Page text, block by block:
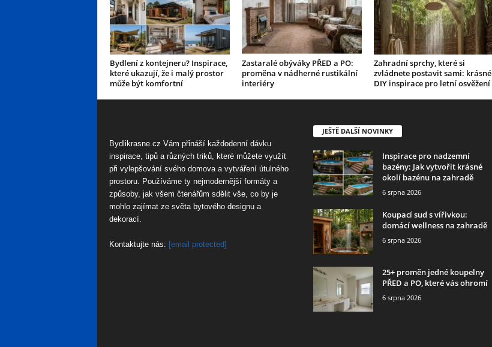
Bydlení z kontejneru? Inspirace,
které ukazují, že i malý prostor
může být komfortní
Zastaralé obýváky PŘED a PO:
proměna v nádherné rustikální
interiéry
Zahradní sprchy, které si
zvládnete postavit sami: krásné
DIY inspirace pro letní osvěžení
Bydlikrasne.cz Vám přináší každodenní dávku
inspirace, tipů a různých triků, které můžete využít
při vylepšování svého domova a vytváření útulného
prostoru. Používáme ty nejmodernější formáty a
způsoby, jak všem čtenářům sdělit vše, co by je
mohlo zajímat ze světa bytového designu a
dekorací.
Kontaktujte nás: [email protected]
JEŠTĚ DALŠÍ NOVINKY
Inspirace pro nadzemní
bazény: Jak vytvořit krásné
okolí bazénu na zahradě
6 srpna 2026
Koupací sud s vířivkou:
domácí wellness na zahradě
6 srpna 2026
25+ proměn jedné koupelny
PŘED a PO, které vás ohromí
6 srpna 2026